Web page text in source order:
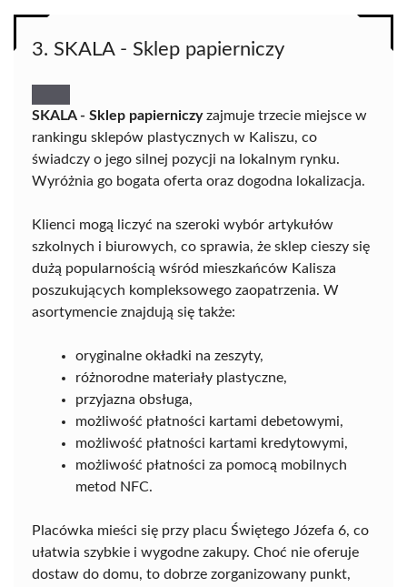
3. SKALA - Sklep papierniczy
SKALA - Sklep papierniczyzajmuje trzecie miejsce w
rankingu sklepów plastycznych w Kaliszu, co
świadczy o jego silnej pozycji na lokalnym rynku.
Wyróżnia go bogata oferta oraz dogodna lokalizacja.
Klienci mogą liczyć na szeroki wybór artykułów
szkolnych i biurowych, co sprawia, że sklep cieszy się
dużą popularnością wśród mieszkańców Kalisza
poszukujących kompleksowego zaopatrzenia. W
asortymencie znajdują się także:
oryginalne okładki na zeszyty,
różnorodne materiały plastyczne,
przyjazna obsługa,
możliwość płatności kartami debetowymi,
możliwość płatności kartami kredytowymi,
możliwość płatności za pomocą mobilnych
metod NFC.
Placówka mieści się przy placu Świętego Józefa 6, co
ułatwia szybkie i wygodne zakupy. Choć nie oferuje
dostaw do domu, to dobrze zorganizowany punkt,